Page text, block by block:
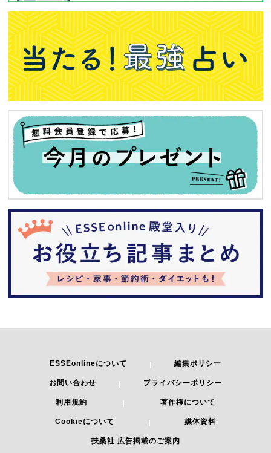
ESSEonlineについて 編集ポリシー
お問い合わせ プライバシーポリシー
利用規約 著作権について
Cookieについて 媒体資料
扶桑社 広告掲載のご案内